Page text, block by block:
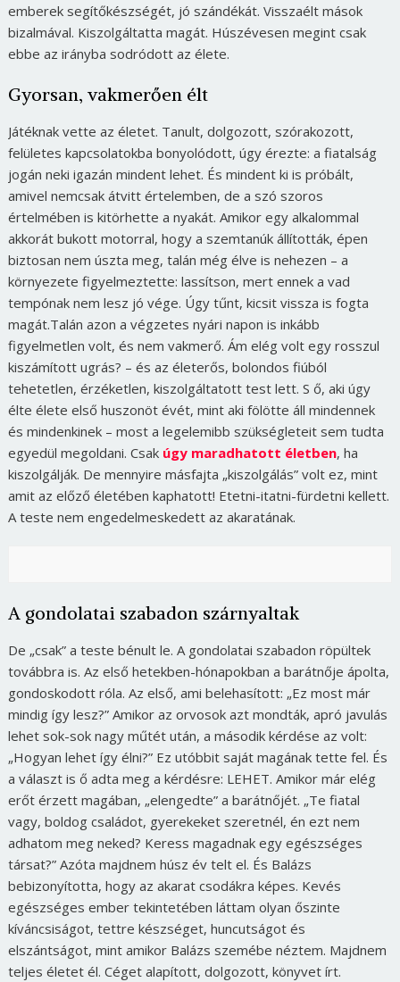
emberek segítőkészségét, jó szándékát. Visszaélt mások
bizalmával. Kiszolgáltatta magát. Húszévesen megint csak
ebbe az irányba sodródott az élete.
Gyorsan, vakmerően élt
Játéknak vette az életet. Tanult, dolgozott, szórakozott,
felületes kapcsolatokba bonyolódott, úgy érezte: a fiatalság
jogán neki igazán mindent lehet. És mindent ki is próbált,
amivel nemcsak átvitt értelemben, de a szó szoros
értelmében is kitörhette a nyakát. Amikor egy alkalommal
akkorát bukott motorral, hogy a szemtanúk állították, épen
biztosan nem úszta meg, talán még élve is nehezen – a
környezete figyelmeztette: lassítson, mert ennek a vad
tempónak nem lesz jó vége. Úgy tűnt, kicsit vissza is fogta
magát.Talán azon a végzetes nyári napon is inkább
figyelmetlen volt, és nem vakmerő. Ám elég volt egy rosszul
kiszámított ugrás? – és az életerős, bolondos fiúból
tehetetlen, érzéketlen, kiszolgáltatott test lett. S ő, aki úgy
élte élete első huszonöt évét, mint aki fölötte áll mindennek
és mindenkinek – most a legelemibb szükségleteit sem tudta
egyedül megoldani. Csak úgy maradhatott életben, ha
kiszolgálják. De mennyire másfajta „kiszolgálás” volt ez, mint
amit az előző életében kaphatott! Etetni-itatni-fürdetni kellett.
A teste nem engedelmeskedett az akaratának.
A gondolatai szabadon szárnyaltak
De „csak” a teste bénult le. A gondolatai szabadon röpültek
továbbra is. Az első hetekben-hónapokban a barátnője ápolta,
gondoskodott róla. Az első, ami belehasított: „Ez most már
mindig így lesz?” Amikor az orvosok azt mondták, apró javulás
lehet sok-sok nagy műtét után, a második kérdése az volt:
„Hogyan lehet így élni?” Ez utóbbit saját magának tette fel. És
a választ is ő adta meg a kérdésre: LEHET. Amikor már elég
erőt érzett magában, „elengedte” a barátnőjét. „Te fiatal
vagy, boldog családot, gyerekeket szeretnél, én ezt nem
adhatom meg neked? Keress magadnak egy egészséges
társat?” Azóta majdnem húsz év telt el. És Balázs
bebizonyította, hogy az akarat csodákra képes. Kevés
egészséges ember tekintetében láttam olyan őszinte
kíváncsiságot, tettre készséget, huncutságot és
elszántságot, mint amikor Balázs szemébe néztem. Majdnem
teljes életet él. Céget alapított, dolgozott, könyvet írt.